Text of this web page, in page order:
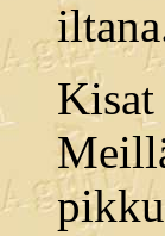
Kisat